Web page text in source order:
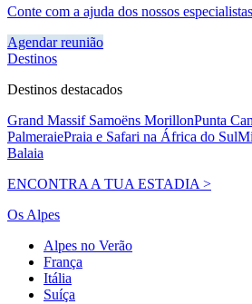
Conte com a ajuda dos nossos especialistas
Agendar reunião
Destinos
Destinos destacados
Grand Massif Samoëns MorillonPunta
PalmeraiePraia e Safari na África do Sul
Balaia
ENCONTRA A TUA ESTADIA >
Os Alpes
Alpes no Verão
França
Itália
Suíça